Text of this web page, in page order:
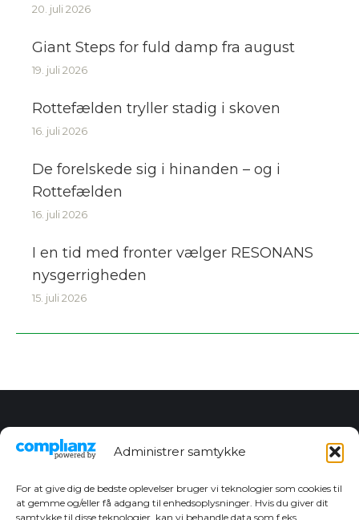
Administrer samtykke
For at give dig de bedste oplevelser bruger vi teknologier som cookies til
at gemme og/eller få adgang til enhedsoplysninger. Hvis du giver dit
samtykke til disse teknologier, kan vi behandle data som f.eks.
20. juli 2026
Giant Steps for fuld damp fra august
19. juli 2026
Rottefælden tryller stadig i skoven
16. juli 2026
De forelskede sig i hinanden – og i
Rottefælden
16. juli 2026
I en tid med fronter vælger RESONANS
nysgerrigheden
15. juli 2026
Kontakt redaktionen
Christian Dan Jensen
Tlf. 27 83 10 80
cj@sydfynskemedia.dk